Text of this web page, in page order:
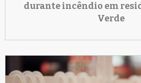
durante incêndio em
Verde